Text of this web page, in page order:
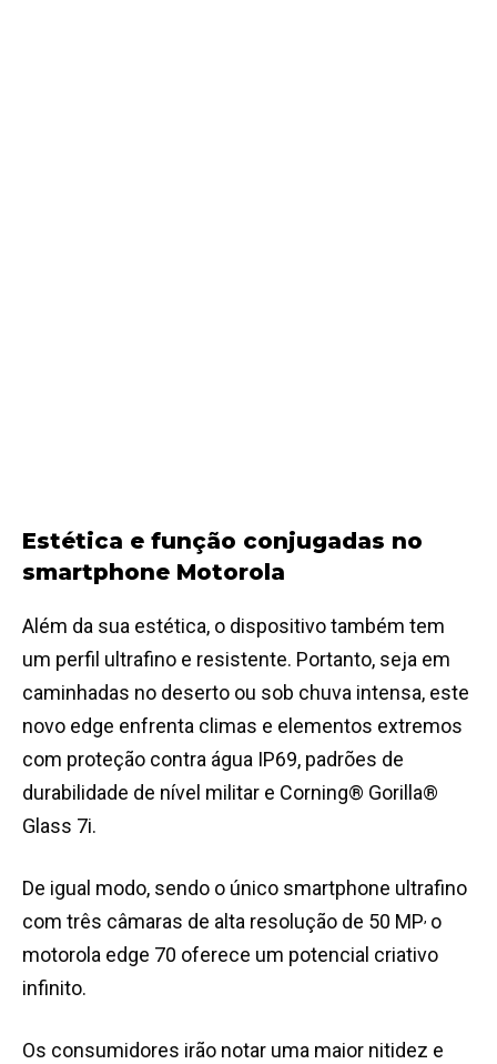
Estética e função conjugadas no
smartphone Motorola
Além da sua estética, o dispositivo também tem
um perfil ultrafino e resistente. Portanto, seja em
caminhadas no deserto ou sob chuva intensa, este
novo edge enfrenta climas e elementos extremos
com proteção contra água IP69, padrões de
durabilidade de nível militar e Corning® Gorilla®
Glass 7i.
De igual modo, sendo o único smartphone ultrafino
com três câmaras de alta resolução de 50 MP o
motorola edge 70 oferece um potencial criativo
infinito.
Os consumidores irão notar uma maior nitidez e